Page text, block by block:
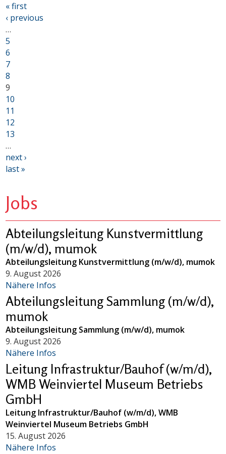
« first
‹ previous
…
5
6
7
8
9
10
11
12
13
…
next ›
last »
Jobs
Abteilungsleitung Kunstvermittlung
(m/w/d), mumok
Abteilungsleitung Kunstvermittlung (m/w/d), mumok
9. August 2026
Nähere Infos
Abteilungsleitung Sammlung (m/w/d),
mumok
Abteilungsleitung Sammlung (m/w/d), mumok
9. August 2026
Nähere Infos
Leitung Infrastruktur/Bauhof (w/m/d),
WMB Weinviertel Museum Betriebs
GmbH
Leitung Infrastruktur/Bauhof (w/m/d), WMB
Weinviertel Museum Betriebs GmbH
15. August 2026
Nähere Infos